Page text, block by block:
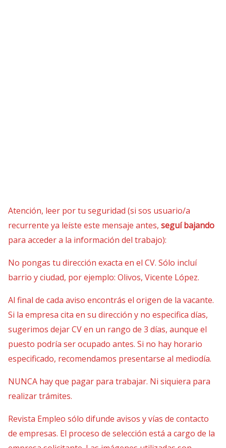
Atención, leer por tu seguridad (si sos usuario/a
recurrente ya leíste este mensaje antes, seguí bajando
para acceder a la información del trabajo):
No pongas tu dirección exacta en el CV. Sólo incluí
barrio y ciudad, por ejemplo: Olivos, Vicente López.
Al final de cada aviso encontrás el origen de la vacante.
Si la empresa cita en su dirección y no especifica días,
sugerimos dejar CV en un rango de 3 días, aunque el
puesto podría ser ocupado antes. Si no hay horario
especificado, recomendamos presentarse al mediodía.
NUNCA hay que pagar para trabajar. Ni siquiera para
realizar trámites.
Revista Empleo sólo difunde avisos y vías de contacto
de empresas. El proceso de selección está a cargo de la